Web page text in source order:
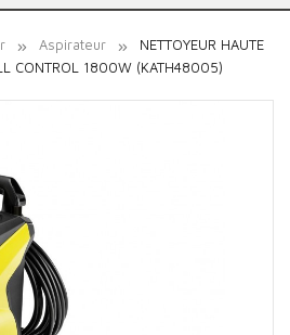
Aspirateur
NETTOYEUR HAUTE
CONTROL 1800W (KATH48005)